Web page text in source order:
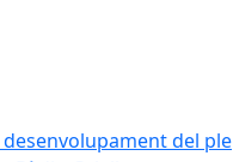
del ple